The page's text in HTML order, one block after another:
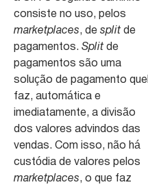
consiste no uso, pelos
marketplaces, de split de
pagamentos. Split de
pagamentos são uma
solução de pagamento quel
faz, automática e
imediatamente, a divisão
dos valores advindos das
vendas. Com isso, não há
custódia de valores pelos
marketplaces, o que faz